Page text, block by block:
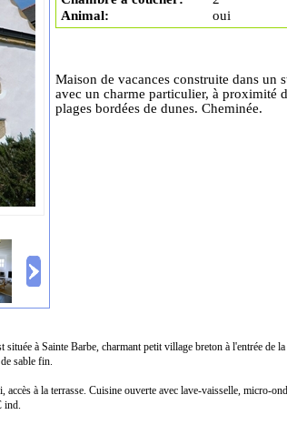
Animal:
oui
Maison de vacances construite dans un
avec un charme particulier, à proximité
plages bordées de dunes. Cheminée.
à Sainte Barbe, charmant petit village breton à l'entrée de
sable fin.
à la terrasse. Cuisine ouverte avec lave-vaisselle, micro-
ind.